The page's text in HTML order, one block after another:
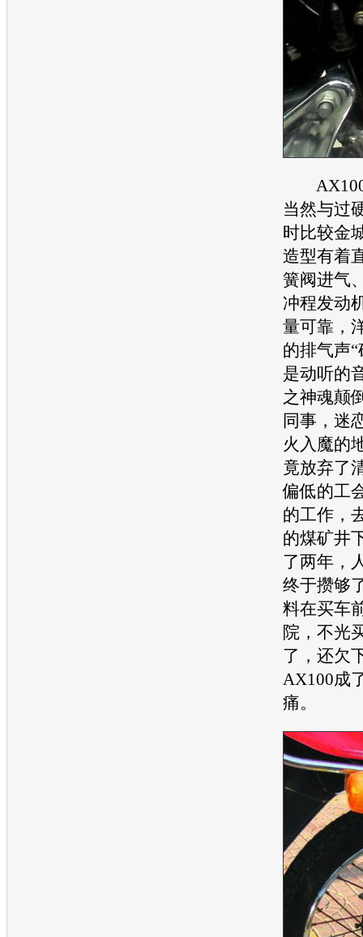
AX100
当然与过
时比较金
造型有着
簧阀进气
冲程发动
量可靠，
的排气声
是动听的
之神魂颠
同事，迷
火入魔的
竟放弃了
偏低的工
的工作，
的煤矿井
了两年，
终于攒够
料在买车
院，不光
了，还欠
AX100成
痛。